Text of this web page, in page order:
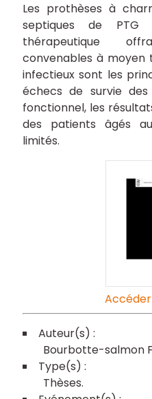
Les prothèses à
septiques de PTG
thérapeutique
convenables à moyen
infectieux sont les
échecs de survie
fonctionnel, les
des patients âgés
limités.
Bourbotte-salmon F
Thèses